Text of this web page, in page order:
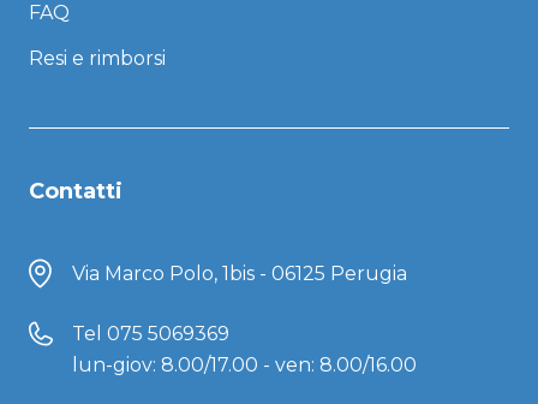
FAQ
Resi e rimborsi
Contatti
Via Marco Polo, 1bis - 06125 Perugia
Tel 075 5069369
lun-giov: 8.00/17.00 - ven: 8.00/16.00